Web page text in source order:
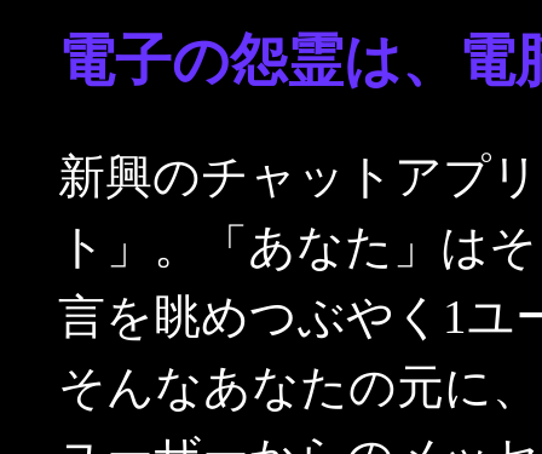
電子の怨霊は、電
新興のチャットアプ
ト」。「あなた」は
言を眺めつぶやく1ユ
そんなあなたの元に